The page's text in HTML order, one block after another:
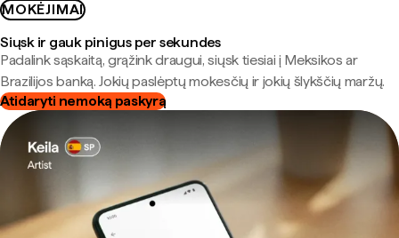
MOKĖJIMAI
Siųsk ir gauk pinigus per sekundes
Padalink sąskaitą, grąžink draugui, siųsk tiesiai į Meksikos ar
Brazilijos banką. Jokių paslėptų mokesčių ir jokių šlykščių maržų.
Atidaryti nemoką paskyrą